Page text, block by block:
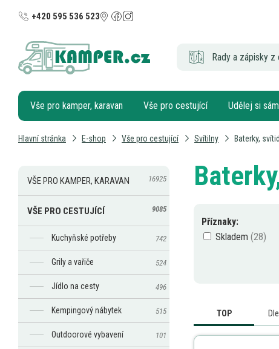
+420 595 536 523
Rady a zápisky z
Vše pro kamper, karavan Vše pro cestující Udělej si sám
Hlavní stránka E-shop Vše pro cestující Svítilny Baterky,
Příznaky:
Skladem
TOP
VŠE PRO KAMPER, KARAVAN 16925
VŠE PRO CESTUJÍCÍ 9085
Kuchyňské potřeby 742
Grily a vařiče 524
Jídlo na cesty 496
Kempingový nábytek 515
Outdoorové vybavení 101